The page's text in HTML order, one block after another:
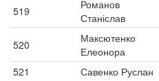
519
Романов
Станіслав
520
Максютенко
Елеонора
521
Савенко Руслан